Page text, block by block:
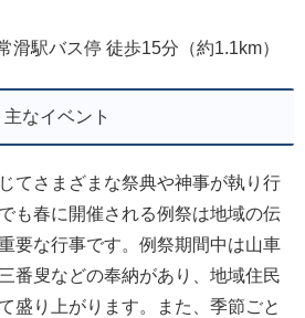
滑駅バス停 徒歩15分（約1.1km）
主なイベント
てさまざまな祭典や神事が執り行
も春に開催される例祭は地域の伝
要な行事です。例祭期間中は山車
番叟などの奉納があり、地域住民
盛り上がります。また、季節ごと